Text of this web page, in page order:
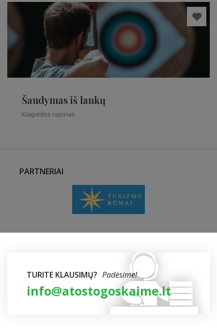
Šaudymas iš lankų
Klaipėdos rajonas
PARTNERIAI
TURITE KLAUSIMŲ? Padėsime!
info@atostogoskaime.lt